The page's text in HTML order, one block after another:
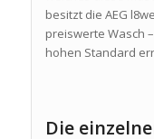
besitzt die AEG
preiswerte Wasch
hohen Standard
Die